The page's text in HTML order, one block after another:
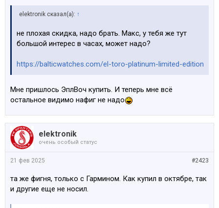
elektronik сказал(а): ↑
не плохая скидка, надо брать. Макс, у тебя же тут
большой интерес в часах, может надо?
https://balticwatches.com/el-toro-platinum-limited-edition
Мне пришлось ЭплВоч купить. И теперь мне всё
остальное видимо нафиг не надо
elektronik
очень особый статус
#2423
21 фев 2025
та же фигня, только с Гармином. Как купил в октябре, так
и другие еще не носил.